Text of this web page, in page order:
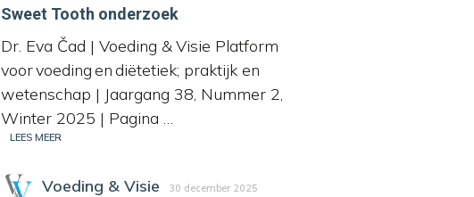
Sweet Tooth onderzoek
Dr. Eva Čad | Voeding & Visie Platform
voor voeding en diëtetiek; praktijk en
wetenschap | Jaargang 38, Nummer 2,
Winter 2025 | Pagina …
LEES MEER
Voeding & Visie 30 december 2025